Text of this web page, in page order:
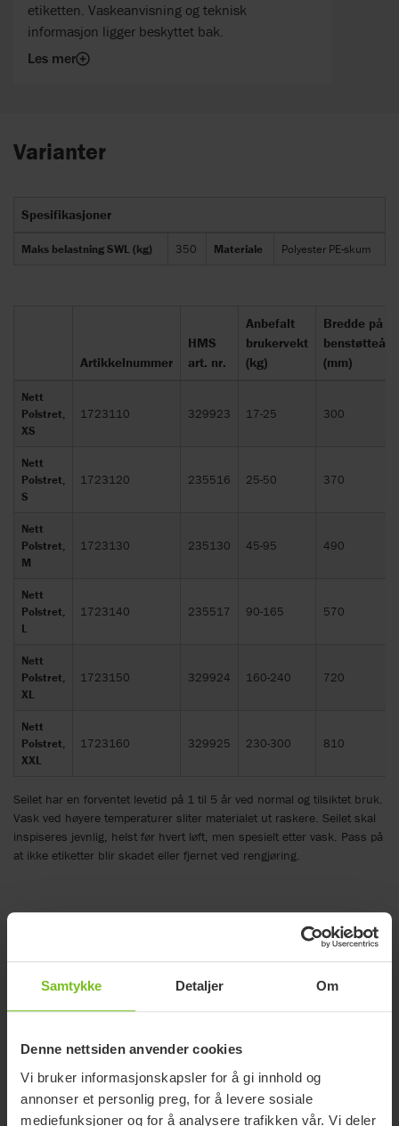
Samtykke Detaljer Om
Denne nettsiden anvender cookies
Vi bruker informasjonskapsler for å gi innhold og
annonser et personlig preg, for å levere sosiale
mediefunksjoner og for å analysere trafikken vår. Vi deler
etiketten. Vaskeanvisning og teknisk
informasjon ligger beskyttet bak.
Les mer
Varianter
Spesifikasjoner
Maks belastning SWL (kg) 350 Materiale Polyester PE-skum
Artikkelnummer
HMS
art. nr.
Anbefalt
brukervekt
(kg)
Bredde på
(mm)
Nett
Polstret,
XS
1723110 329923 17-25 300
Nett
Polstret,
S
1723120 235516 25-50 370
Nett
Polstret,
M
1723130 235130 45-95 490
Nett
Polstret,
L
1723140 235517 90-165 570
Nett
Polstret,
XL
1723150 329924 160-240 720
Nett
Polstret,
XXL
1723160 329925 230-300 810
Seilet har en forventet levetid på 1 til 5 år ved normal og tilsiktet bruk.
Vask ved høyere temperaturer sliter materialet ut raskere. Seilet skal
inspiseres jevnlig, helst før hvert løft, men spesielt etter vask. Pass på
at ikke etiketter blir skadet eller fjernet ved rengjøring.
Tilbehør
Tilbehør til seil uten hodestøtte. Hodestøtten
takket være plastspennen. Den gir brukeren en
behagelig støtte for hodet, og kan være et godt
supplement når brukeren får økt behov for